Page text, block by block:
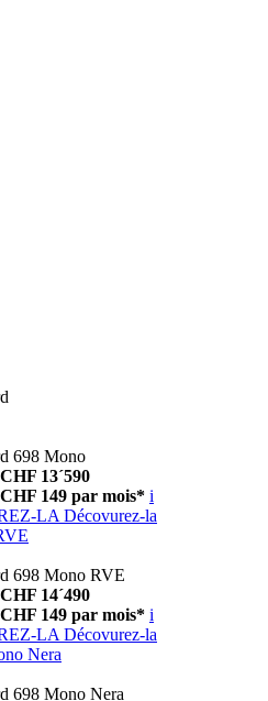
698 Mono
13´590
149 par mois* i
LA Décovurez-la
698 Mono RVE
14´490
149 par mois* i
LA Décovurez-la
Nera
698 Mono Nera